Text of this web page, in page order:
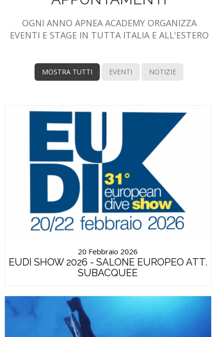
OGNI ANNO APNEA ACADEMY ORGANIZZA
EVENTI E STAGE IN TUTTA ITALIA E ALL'ESTERO
MOSTRA TUTTI EVENTI NOTIZIE
20 Febbraio 2026
EUDI SHOW 2026 - SALONE EUROPEO ATT.
SUBACQUEE